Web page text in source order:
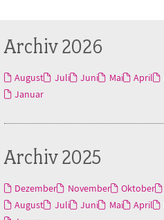
Archiv 2026
August Juli Juni Mai April
Januar
Archiv 2025
Dezember November Oktober
August
Juli Juni Mai April